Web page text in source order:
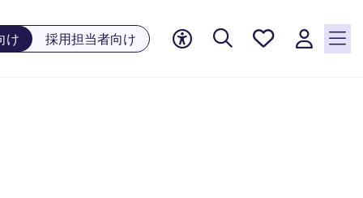
け 採用担当者向け
お気に